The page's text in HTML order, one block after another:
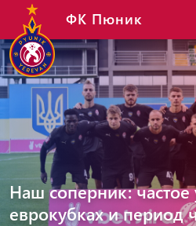
ФК Пюник
Наш соперник: частое
еврокубках и период